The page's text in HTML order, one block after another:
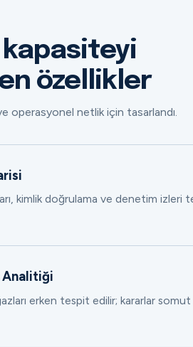
özellikler
operasyonel netlik için tasarlandı.
kimlik doğrulama ve denetim izleri
Analitiği
erken tespit edilir; kararlar